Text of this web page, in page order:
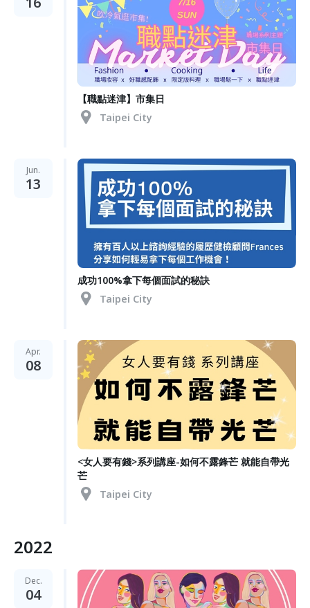
【職點迷津】市集日
Taipei City
Jun.
13
成功100%拿下每個面試的秘訣
Taipei City
Apr.
08
<女人要有錢>系列講座-如何不露鋒芒 就能自帶光
芒
Taipei City
2022
Dec.
04